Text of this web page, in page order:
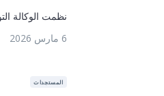
نظمت الوكالة
6 مارس 2026
المستجدات